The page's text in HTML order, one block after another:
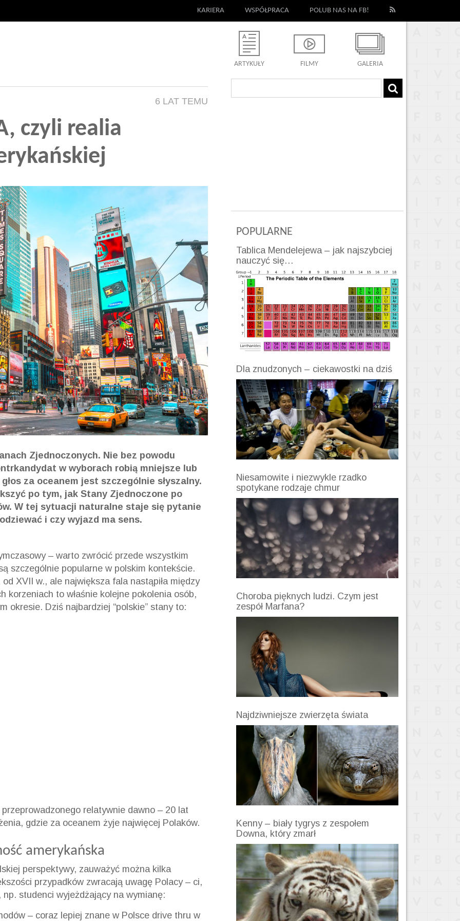
KARIERA WSPÓŁPRACA POLUB NAS NA FB!
ARTYKUŁY FILMY GALERIA
6 LAT TEMU
czyli realia
Zjednoczonych. Nie bez powodu
w wyborach robią mniejsze lub
za oceanem jest szczególnie słyszalny.
po tym, jak Stany Zjednoczone po
W tej sytuacji naturalne staje się pytanie
i czy wyjazd ma sens.
– warto zwrócić przede wszystkim
szczególnie popularne w polskim kontekście.
XVII w., ale największa fala nastąpiła między
korzeniach to właśnie kolejne pokolenia osób,
okresie. Dziś najbardziej “polskie” stany to:
relatywnie dawno – 20 lat
gdzie za oceanem żyje najwięcej Polaków.
amerykańska
perspektywy, zauważyć można kilka
przypadków zwracają uwagę Polacy – ci,
studenci wyjeżdżający na wymianę:
– coraz lepiej znane w Polsce drive thru w
POPULARNE
Tablica Mendelejewa – jak najszybciej
nauczyć się…
Dla znudzonych – ciekawostki na dziś
Niesamowite i niezwykle rzadko
spotykane rodzaje chmur
Choroba pięknych ludzi. Czym jest
zespół Marfana?
Najdziwniejsze zwierzęta świata
Kenny – biały tygrys z zespołem
Downa, który zmarł